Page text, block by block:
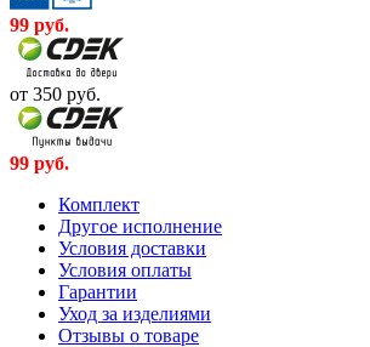
99 руб.
от 350 руб.
99 руб.
Комплект
Другое исполнение
Условия доставки
Условия оплаты
Гарантии
Уход за изделиями
Отзывы о товаре